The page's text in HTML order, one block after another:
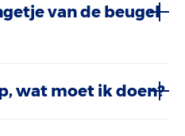
van de beugel
wat moet ik doen?